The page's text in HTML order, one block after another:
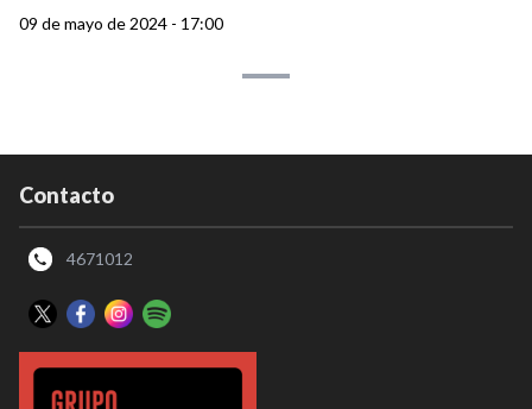
09 de mayo de 2024 - 17:00
Contacto
4671012